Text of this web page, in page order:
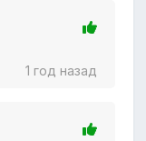
1 год назад